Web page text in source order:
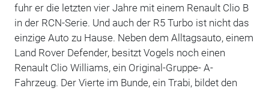
fuhr er die letzten vier Jahre mit einem Renault Clio B
in der RCN-Serie. Und auch der R5 Turbo ist nicht das
einzige Auto zu Hause. Neben dem Alltagsauto, einem
Land Rover Defender, besitzt Vogels noch einen
Renault Clio Williams, ein Original-Gruppe- A-
Fahrzeug. Der Vierte im Bunde, ein Trabi, bildet den